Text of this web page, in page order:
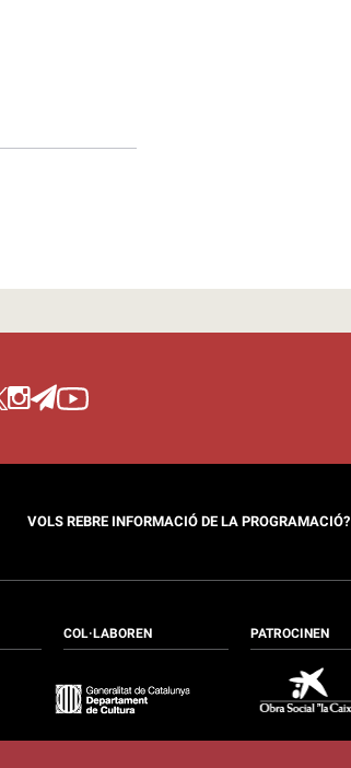
VOLS REBRE INFORMACIÓ DE LA PROGRAMACIÓ?
COL·LABOREN PATROCINEN